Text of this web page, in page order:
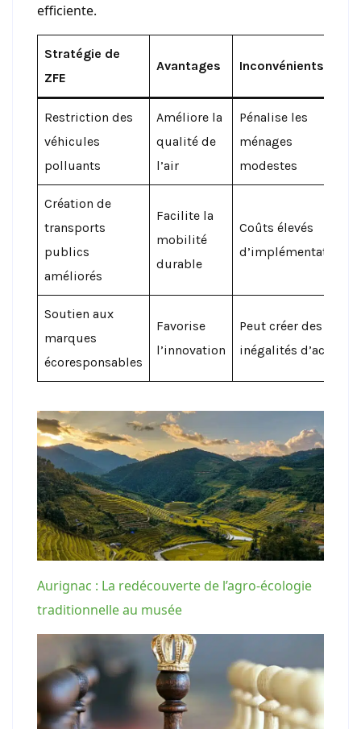
efficiente.
Stratégie de
ZFE
Avantages Inconvénients
Restriction des
véhicules
polluants
Améliore la
qualité de
l’air
Pénalise les
ménages
modestes
Création de
transports
publics
améliorés
Facilite la
mobilité
durable
Coûts élevés
d’implémentation
Soutien aux
marques
écoresponsables
Favorise
l’innovation
Peut créer des
inégalités d’accès
Aurignac : La redécouverte de l’agro-écologie
traditionnelle au musée